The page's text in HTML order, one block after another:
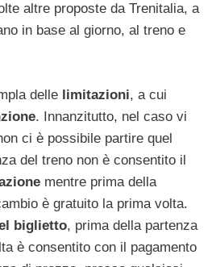
altre proposte da Trenitalia, a
in base al giorno, al treno e
delle limitazioni, a cui
. Innanzitutto, nel caso vi
ci è possibile partire quel
del treno non è consentito il
mentre prima della
è gratuito la prima volta.
biglietto, prima della partenza
è consentito con il pagamento